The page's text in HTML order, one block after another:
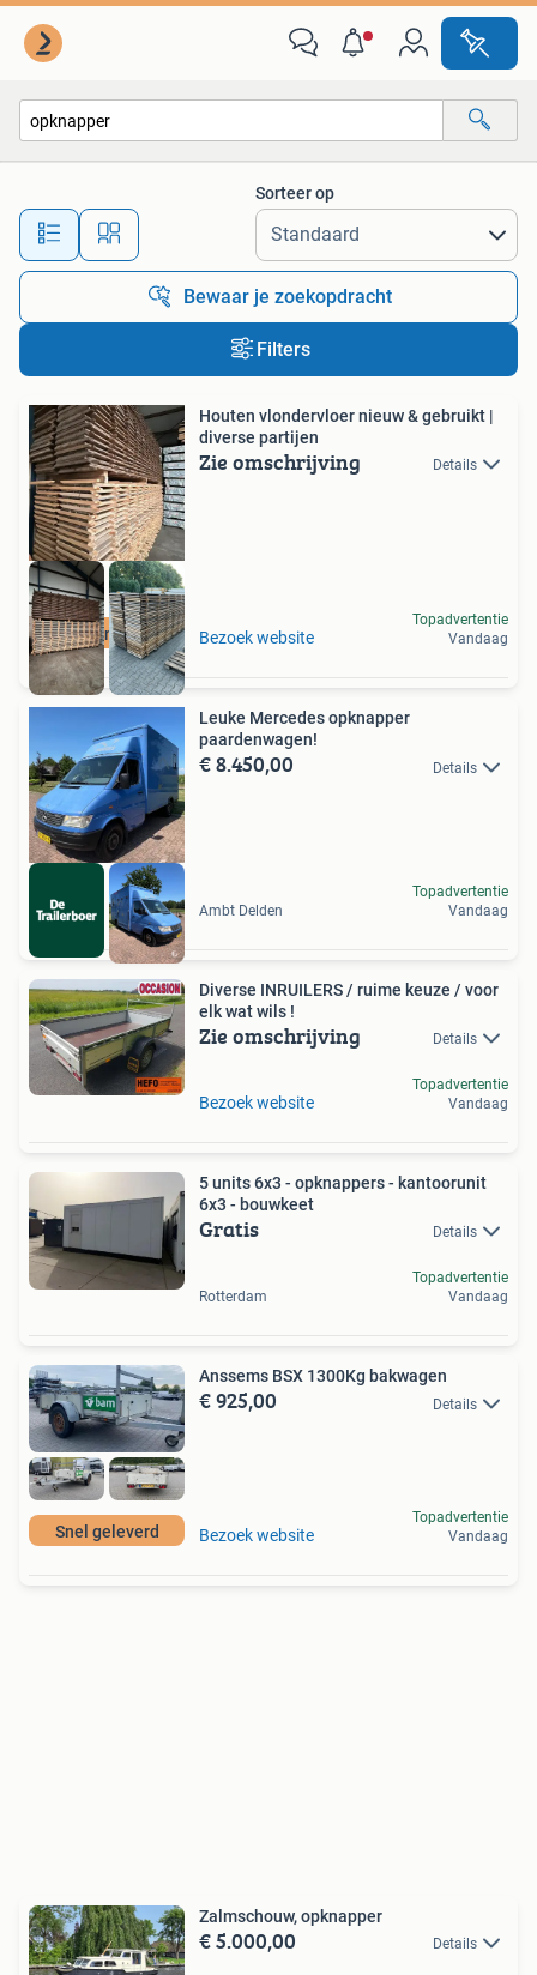
Alle afstanden…
Sorteer op
Bewaar je zoekopdracht
Filters
Houten vloer
Houten vlondervloer nieuw & gebruikt |
diverse partijen
Zie omschrijving Details
Bezoek website
Topadvertentie
Vandaag
Leuke Mercedes opknapper
paardenwagen!
€ 8.450,00 Details
Ambt Delden
Topadvertentie
Vandaag
Diverse INRUILERS / ruime keuze / voor
elk wat wils !
Zie omschrijving Details
Bezoek website
Topadvertentie
Vandaag
5 units 6x3 - opknappers - kantoorunit
6x3 - bouwkeet
Gratis Details
Rotterdam
Topadvertentie
Vandaag
Snel geleverd
Anssems BSX 1300Kg bakwagen
€ 925,00 Details
Bezoek website
Topadvertentie
Vandaag
Zalmschouw, opknapper
€ 5.000,00 Details